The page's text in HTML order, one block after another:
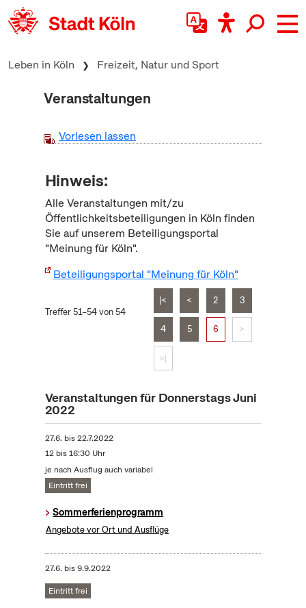
zum Inhalt springen
Leben in Köln Freizeit, Natur und Sport
Veranstaltungen
Vorlesen lassen
Hinweis:
Alle Veranstaltungen mit/zu
Öffentlichkeitsbeteiligungen in Köln finden
Sie auf unserem Beteiligungsportal
"Meinung für Köln".
Beteiligungsportal "Meinung für Köln"
Treffer 51–54 von 54
|< < 2 3
4 5 6 >
>|
Veranstaltungen für Donnerstags Juni
2022
27.6. bis22.7.2022
12 bis 16:30 Uhr
je nach Ausflug auch variabel
Eintritt frei
Sommerferienprogramm
Angebote vor Ort und Ausflüge
27.6. bis9.9.2022
Eintritt frei